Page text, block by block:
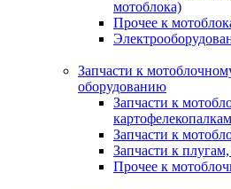
мотоблока)
Прочее к
Запчасти к
оборудованию
Запчасти к
Запчасти к
Запчасти к
Прочее к